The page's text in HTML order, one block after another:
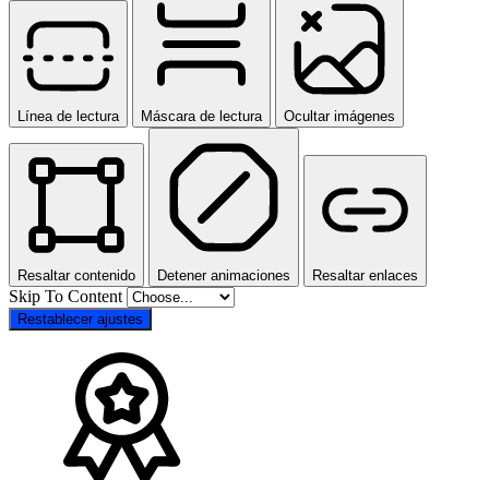
Línea de lectura Máscara de lectura Ocultar imágenes
Resaltar contenido Detener animaciones Resaltar enlaces
Skip To Content
Restablecer ajustes